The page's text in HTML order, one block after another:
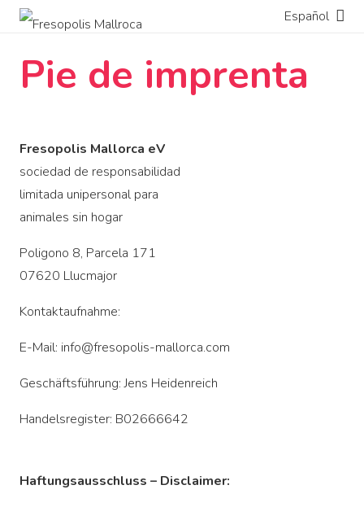
Español
Pie de imprenta
Fresopolis Mallorca eV
sociedad de responsabilidad
limitada unipersonal para
animales sin hogar
Poligono 8, Parcela 171
07620 Llucmajor
Kontaktaufnahme:
E-Mail: info@fresopolis-mallorca.com
Geschäftsführung: Jens Heidenreich
Handelsregister: B02666642
Haftungsausschluss – Disclaimer: